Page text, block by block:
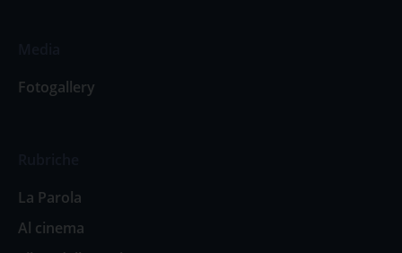
Fotogallery
La Parola
Al cinema